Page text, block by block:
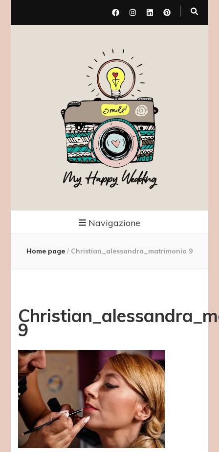
My Happy Wedding
Navigazione
Home page / Christian_alessandra_matrimonio 9
9